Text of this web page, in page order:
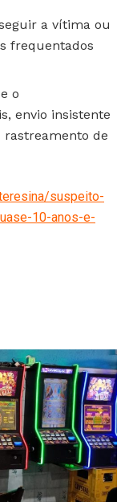
a vítima ou
frequentados
o
envio insistente
rastreamento de
suspeito-
10-anos-e-